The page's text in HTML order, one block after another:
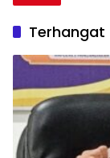
Terhangat